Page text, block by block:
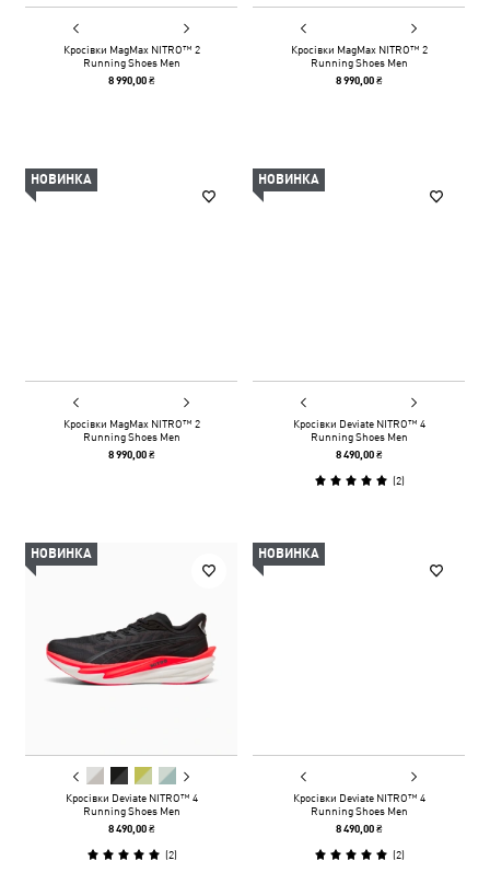
Кросівки MagMax NITRO™ 2
Running Shoes Men
8 990,00 ₴
Кросівки MagMax NITRO™ 2
Running Shoes Men
8 990,00 ₴
НОВИНКА
Кросівки MagMax NITRO™ 2
Running Shoes Men
8 990,00 ₴
НОВИНКА
Кросівки Deviate NITRO™ 4
Running Shoes Men
8 490,00 ₴
(2)
НОВИНКА
Кросівки Deviate NITRO™ 4
Running Shoes Men
8 490,00 ₴
(2)
НОВИНКА
Кросівки Deviate NITRO™ 4
Running Shoes Men
8 490,00 ₴
(2)